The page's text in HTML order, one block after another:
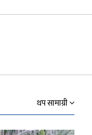
थप सामाग्री